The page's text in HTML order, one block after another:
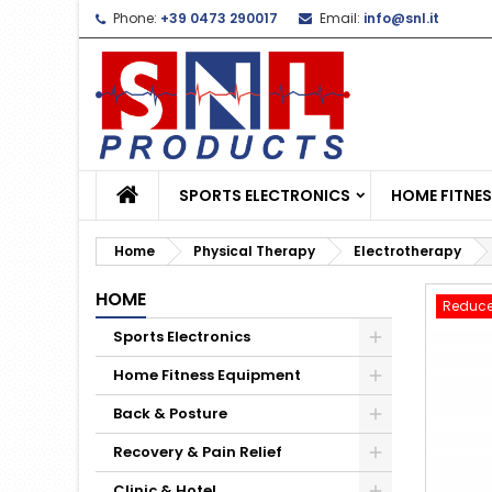
Phone: +39 0473 290017 Email: info@snl.it
SPORTS ELECTRONICS HOME
Home Physical Therapy Electrotherapy
HOME
Sports Electronics
Home Fitness Equipment
Back & Posture
Recovery & Pain Relief